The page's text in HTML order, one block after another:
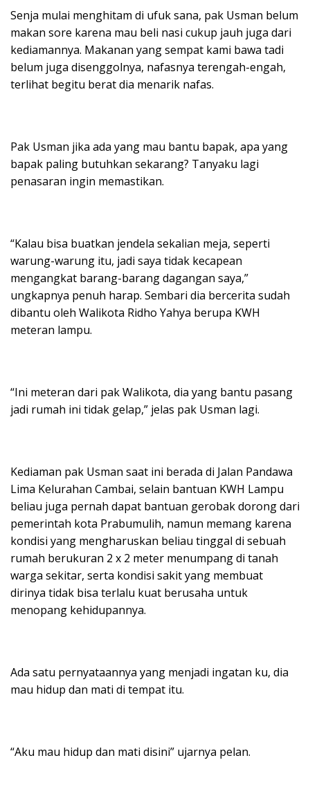
Senja mulai menghitam di ufuk sana, pak Usman belum
makan sore karena mau beli nasi cukup jauh juga dari
kediamannya. Makanan yang sempat kami bawa tadi
belum juga disenggolnya, nafasnya terengah-engah,
terlihat begitu berat dia menarik nafas.
Pak Usman jika ada yang mau bantu bapak, apa yang
bapak paling butuhkan sekarang? Tanyaku lagi
penasaran ingin memastikan.
“Kalau bisa buatkan jendela sekalian meja, seperti
warung-warung itu, jadi saya tidak kecapean
mengangkat barang-barang dagangan saya,”
ungkapnya penuh harap. Sembari dia bercerita sudah
dibantu oleh Walikota Ridho Yahya berupa KWH
meteran lampu.
“Ini meteran dari pak Walikota, dia yang bantu pasang
jadi rumah ini tidak gelap,” jelas pak Usman lagi.
Kediaman pak Usman saat ini berada di Jalan Pandawa
Lima Kelurahan Cambai, selain bantuan KWH Lampu
beliau juga pernah dapat bantuan gerobak dorong dari
pemerintah kota Prabumulih, namun memang karena
kondisi yang mengharuskan beliau tinggal di sebuah
rumah berukuran 2 x 2 meter menumpang di tanah
warga sekitar, serta kondisi sakit yang membuat
dirinya tidak bisa terlalu kuat berusaha untuk
menopang kehidupannya.
Ada satu pernyataannya yang menjadi ingatan ku, dia
mau hidup dan mati di tempat itu.
“Aku mau hidup dan mati disini” ujarnya pelan.